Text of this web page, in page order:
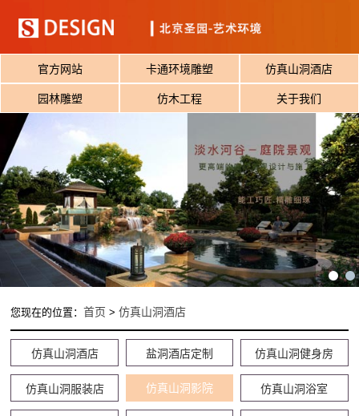
官方网站 卡通环境雕塑 仿真山洞酒店
园林雕塑 仿木工程 关于我们
您现在的位置：首页 >仿真山洞酒店
仿真山洞酒店 盐洞酒店定制 仿真山洞健身房
仿真山洞服装店 仿真山洞影院 仿真山洞浴室